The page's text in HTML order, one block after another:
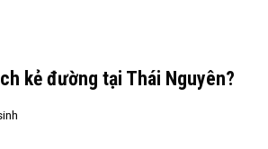
kẻ đường tại Thái Nguyên?